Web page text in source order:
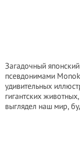
Загадочный
псевдонимами
удивительных
гигантских
выглядел наш мир,